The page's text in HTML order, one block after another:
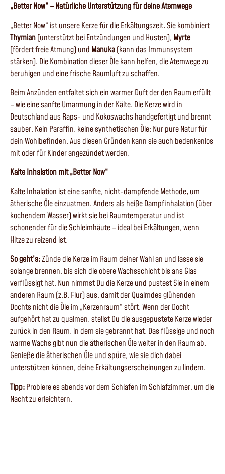
„Better Now“ – Natürliche Unterstützung für deine Atemwege
„Better Now“ ist unsere Kerze für die Erkältungszeit. Sie kombiniert
Thymian(unterstützt bei Entzündungen und Husten), Myrte
(fördert freie Atmung) und Manuka(kann das Immunsystem
stärken). Die Kombination dieser Öle kann helfen, die Atemwege zu
beruhigen und eine frische Raumluft zu schaffen.
Beim Anzünden entfaltet sich ein warmer Duft der den Raum erfüllt
– wie eine sanfte Umarmung in der Kälte. Die Kerze wird in
Deutschland aus Raps- und Kokoswachs handgefertigt und brennt
sauber. Kein Paraffin, keine synthetischen Öle: Nur pure Natur für
dein Wohlbefinden. Aus diesen Gründen kann sie auch bedenkenlos
mit oder für Kinder angezündet werden.
Kalte Inhalation mit „Better Now“
Kalte Inhalation ist eine sanfte, nicht-dampfende Methode, um
ätherische Öle einzuatmen. Anders als heiße Dampfinhalation (über
kochendem Wasser) wirkt sie bei Raumtemperatur und ist
schonender für die Schleimhäute – ideal bei Erkältungen, wenn
Hitze zu reizend ist.
So geht’s:Zünde die Kerze im Raum deiner Wahl an und lasse sie
solange brennen, bis sich die obere Wachsschicht bis ans Glas
verflüssigt hat. Nun nimmst Du die Kerze und pustest Sie in einem
anderen Raum (z.B. Flur) aus, damit der Qualmdes glühenden
Dochts nicht die Öle im „Kerzenraum“ stört. Wenn der Docht
aufgehört hat zu qualmen, stellst Du die ausgepustete Kerze wieder
zurück in den Raum, in dem sie gebrannt hat. Das flüssige und noch
warme Wachs gibt nun die ätherischen Öle weiter in den Raum ab.
Genieße die ätherischen Öle und spüre, wie sie dich dabei
unterstützen können, deine Erkältungserscheinungen zu lindern.
Tipp:Probiere es abends vor dem Schlafen im Schlafzimmer, um die
Nacht zu erleichtern.